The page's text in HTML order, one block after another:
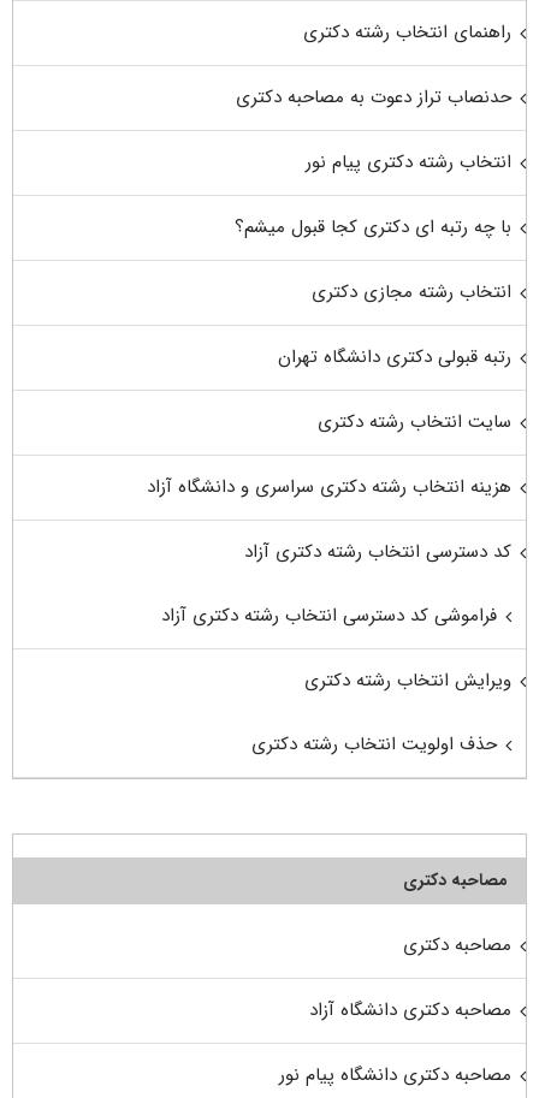
راهنمای انتخاب رشته دکتری
حدنصاب تراز دعوت به مصاحبه دکتری
انتخاب رشته دکتری پیام نور
با چه رتبه ای دکتری کجا قبول میشم؟
انتخاب رشته مجازی دکتری
رتبه قبولی دکتری دانشگاه تهران
سایت انتخاب رشته دکتری
هزینه انتخاب رشته دکتری سراسری و دانشگاه آزاد
کد دسترسی انتخاب رشته دکتری آزاد
فراموشی کد دسترسی انتخاب رشته دکتری آزاد
ویرایش انتخاب رشته دکتری
حذف اولویت انتخاب رشته دکتری
مصاحبه دکتری
مصاحبه دکتری
مصاحبه دکتری دانشگاه آزاد
مصاحبه دکتری دانشگاه پیام نور